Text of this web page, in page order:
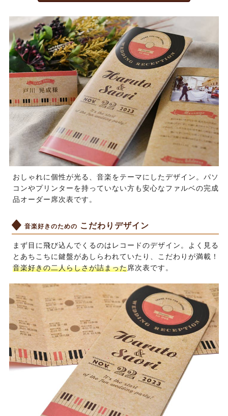
おしゃれに個性が光る、音楽をテーマにしたデザイン。パソ
コンやプリンターを持っていない方も安心なファルベの完成
品オーダー席次表です。
音楽好きのための こだわりデザイン
まず目に飛び込んでくるのはレコードのデザイン。よく見る
とあちこちに鍵盤があしらわれていたり、こだわりが満載！
音楽好きの二人らしさが詰まった席次表です。